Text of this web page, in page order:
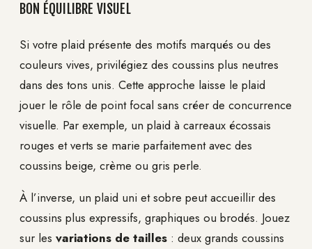
BON ÉQUILIBRE VISUEL
Si votre plaid présente des motifs marqués ou des
couleurs vives, privilégiez des coussins plus neutres
dans des tons unis. Cette approche laisse le plaid
jouer le rôle de point focal sans créer de concurrence
visuelle. Par exemple, un plaid à carreaux écossais
rouges et verts se marie parfaitement avec des
coussins beige, crème ou gris perle.
À l’inverse, un plaid uni et sobre peut accueillir des
coussins plus expressifs, graphiques ou brodés. Jouez
sur les variations de tailles : deux grands coussins